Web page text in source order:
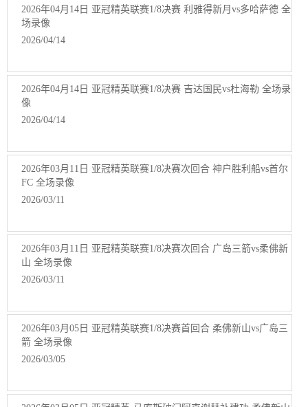
2026年04月14日 亚冠精英联赛1/8决赛 利雅得新月vs多哈萨德 全
场录像
2026/04/14
2026年04月14日 亚冠精英联赛1/8决赛 吉达国民vs杜海勒 全场录
像
2026/04/14
2026年03月11日 亚冠精英联赛1/8决赛次回合 神户胜利船vs首尔
FC 全场录像
2026/03/11
2026年03月11日 亚冠精英联赛1/8决赛次回合 广岛三箭vs柔佛新
山 全场录像
2026/03/11
2026年03月05日 亚冠精英联赛1/8决赛首回合 柔佛新山vs广岛三
箭 全场录像
2026/03/05